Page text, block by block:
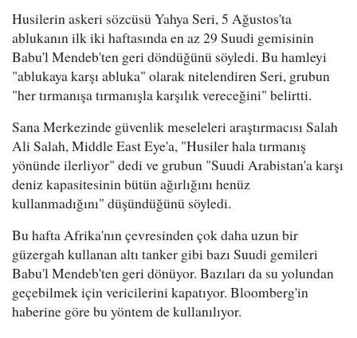
Husilerin askeri sözcüsü Yahya Seri, 5 Ağustos'ta
ablukanın ilk iki haftasında en az 29 Suudi gemisinin
Babu'l Mendeb'ten geri döndüğünü söyledi. Bu hamleyi
"ablukaya karşı abluka" olarak nitelendiren Seri, grubun
"her tırmanışa tırmanışla karşılık vereceğini" belirtti.
Sana Merkezinde güvenlik meseleleri araştırmacısı Salah
Ali Salah, Middle East Eye'a, "Husiler hala tırmanış
yönünde ilerliyor" dedi ve grubun "Suudi Arabistan'a karşı
deniz kapasitesinin bütün ağırlığını henüz
kullanmadığını" düşündüğünü söyledi.
Bu hafta Afrika'nın çevresinden çok daha uzun bir
güzergah kullanan altı tanker gibi bazı Suudi gemileri
Babu'l Mendeb'ten geri dönüyor. Bazıları da su yolundan
geçebilmek için vericilerini kapatıyor. Bloomberg'in
haberine göre bu yöntem de kullanılıyor.